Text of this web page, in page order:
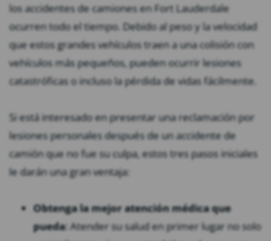
los accidentes de camiones en Fort Lauderdale
ocurren todo el tiempo. Debido al peso y la velocidad
que estos grandes vehículos traen a una colisión con
vehículos más pequeños, pueden ocurrir lesiones
catastróficas o incluso la pérdida de vidas fácilmente.
Si está interesado en presentar una reclamación por
lesiones personales después de un accidente de
camión que no fue su culpa, estos tres pasos iniciales
le darán una gran ventaja:
Obtenga la mejor atención médica que
pueda: Atender su salud en primer lugar no solo